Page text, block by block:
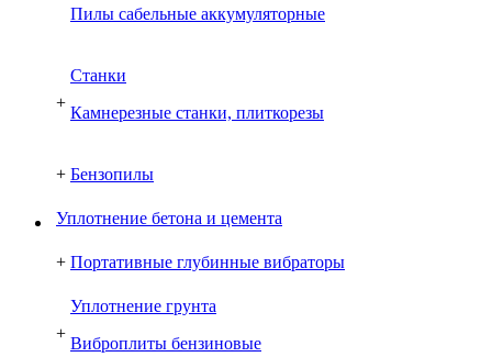
Пилы сабельные аккумуляторные
+
Cтанки
Камнерезные станки, плиткорезы
+ Бензопилы
Уплотнение бетона и цемента
+ Портативные глубинные вибраторы
+
Уплотнение грунта
Виброплиты бензиновые